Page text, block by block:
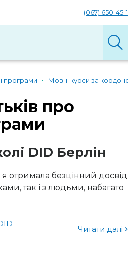
(067) 650-45-
програми Мовні курси за
про
DID Берлін
отримала безцінний досвід
так і з людьми, набагато
Читати далі